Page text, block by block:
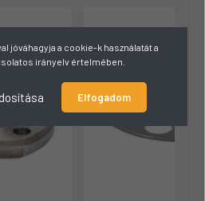
jóváhagyja a cookie-k használatát a
irányelv értelmében.
Elfogadom